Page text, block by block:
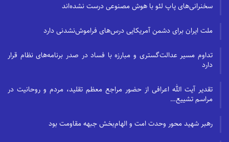
سخنرانی‌های پاپ لئو با هوش مصنوعی درست نشده‌اند
ملت ایران برای دشمن آمریکایی درس‌های فراموش‌نشدنی دارد
تداوم مسیر عدالت‌گستری و مبارزه با فساد در صدر برنامه‌های نظام قرار
دارد
تقدیر آیت الله اعرافی از حضور مراجع معظم تقلید، مردم و روحانیت در
مراسم تشییع…
رهبر شهید محور وحدت امت و الهام‌بخش جبهه مقاومت بود